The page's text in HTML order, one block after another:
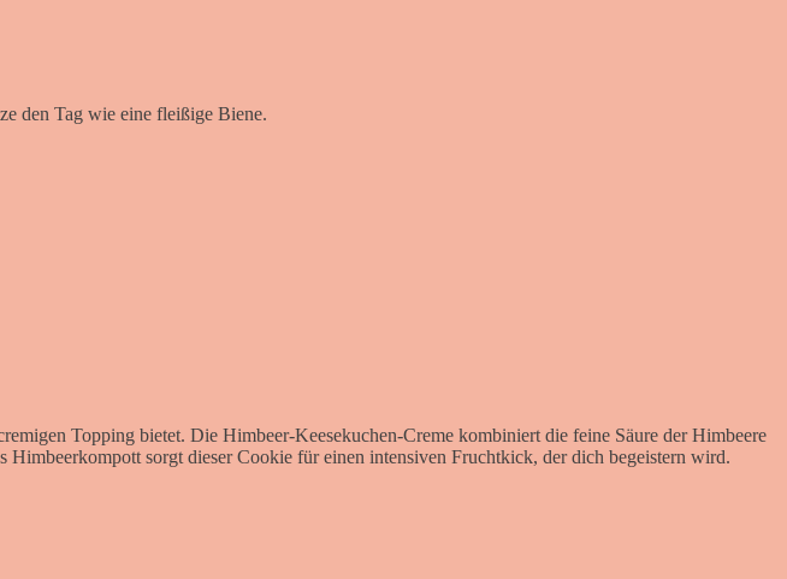
den Tag wie eine fleißige Biene.
Topping bietet. Die Himbeer-Keesekuchen-Creme kombiniert die feine Säure der Himbeere
sorgt dieser Cookie für einen intensiven Fruchtkick, der dich begeistern wird.